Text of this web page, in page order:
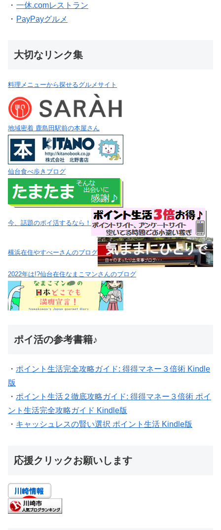
・ 一休.comレストラン
・ PayPayグルメ
大切なリンク集
料理メニューから探せるグルメサイト
地域密着 鹿島田駅前の本屋さん
仙台食べ歩きブログ
今、話題のポイ活するなら！
横浜在住やすべーさんのブログ
2022年は!?仙台在住なまこマンさんのブログ
ポイ活の参考書籍♪
・ ポイント生活完全攻略ガイド: 得得マネー３倍術 Kindle
版
・ ポイント生活２徹底攻略ガイド: 得得マネー３倍術 ポイ
ント生活完全攻略ガイド Kindle版
・ キャッシュレスの賢い選択 ポイント生活 Kindle版
応援クリックお願いします